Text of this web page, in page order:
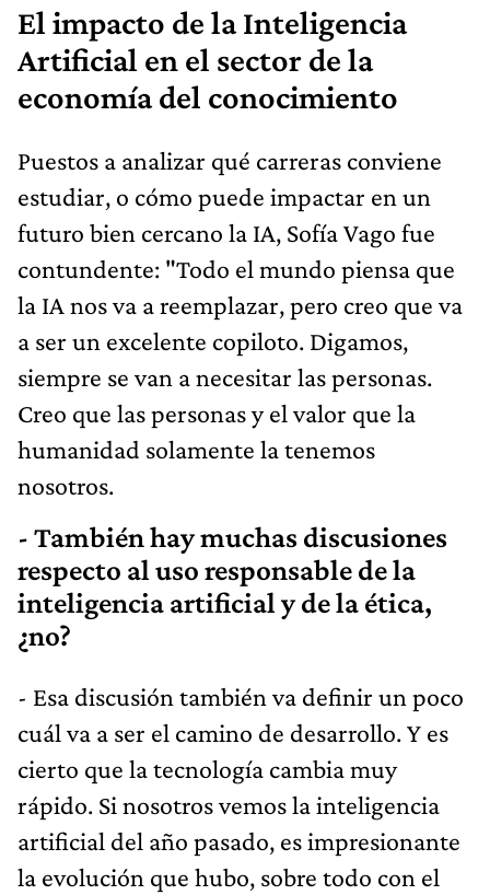
El impacto de la Inteligencia
Artificial en el sector de la
economía del conocimiento
Puestos a analizar qué carreras conviene
estudiar, o cómo puede impactar en un
futuro bien cercano la IA, Sofía Vago fue
contundente: "Todo el mundo piensa que
la IA nos va a reemplazar, pero creo que va
a ser un excelente copiloto. Digamos,
siempre se van a necesitar las personas.
Creo que las personas y el valor que la
humanidad solamente la tenemos
nosotros.
- También hay muchas discusiones
respecto al uso responsable de la
inteligencia artificial y de la ética,
¿no?
- Esa discusión también va definir un poco
cuál va a ser el camino de desarrollo. Y es
cierto que la tecnología cambia muy
rápido. Si nosotros vemos la inteligencia
artificial del año pasado, es impresionante
la evolución que hubo, sobre todo con el